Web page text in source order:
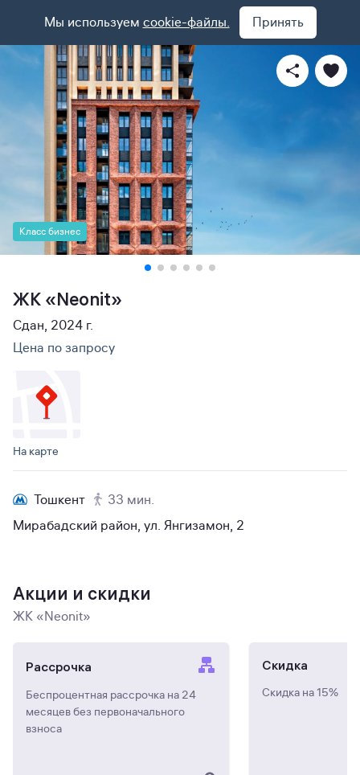
Мы используем cookie-файлы. Принять
Класс бизнес
ЖК «Neonit»
Сдан, 2024 г.
Цена по запросу
На карте
Тошкент
33 мин.
Мирабадский район, ул. Янгизамон, 2
Акции и скидки
ЖК «Neonit»
Рассрочка
Беспроцентная рассрочка на 24
месяцев без первоначального
взноса
Скидка
Скидка на 15%